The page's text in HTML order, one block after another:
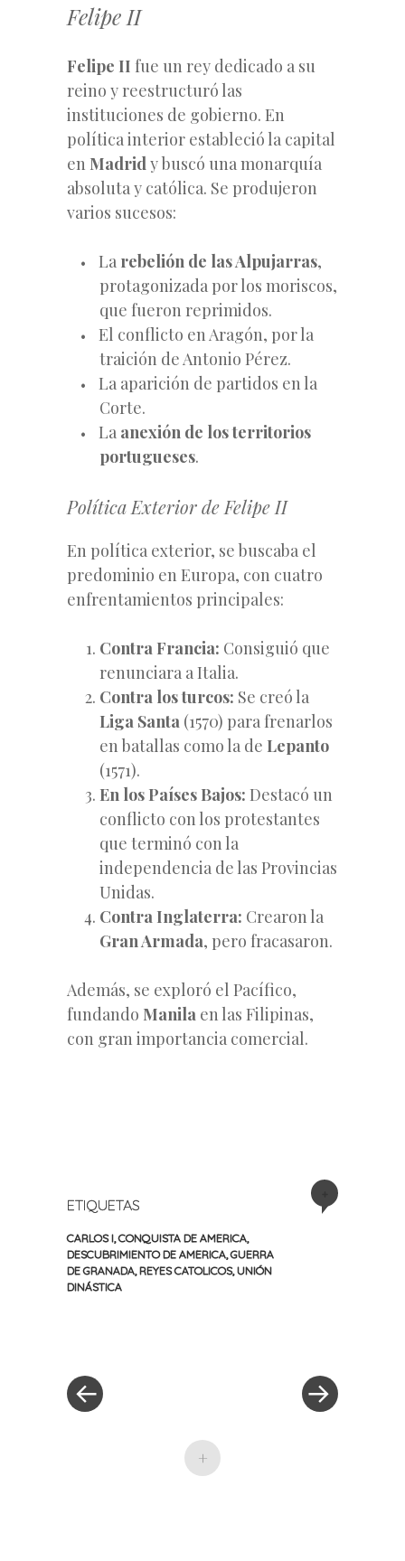
Felipe II
Felipe II fue un rey dedicado a su
reino y reestructuró las
instituciones de gobierno. En
política interior estableció la capital
en Madridy buscó una monarquía
absoluta y católica. Se produjeron
varios sucesos:
La rebelión de las Alpujarras,
protagonizada por los moriscos,
que fueron reprimidos.
El conflicto en Aragón, por la
traición de Antonio Pérez.
La aparición de partidos en la
Corte.
La anexión de los territorios
portugueses.
Política Exterior de Felipe II
En política exterior, se buscaba el
predominio en Europa, con cuatro
enfrentamientos principales:
Contra Francia: Consiguió que
renunciara a Italia.
Contra los turcos: Se creó la
Liga Santa (1570) para frenarlos
en batallas como la de Lepanto
(1571).
En los Países Bajos: Destacó un
conflicto con los protestantes
que terminó con la
independencia de las Provincias
Unidas.
Contra Inglaterra: Crearon la
Gran Armada, pero fracasaron.
Además, se exploró el Pacífico,
fundando Manila en las Filipinas,
con gran importancia comercial.
ETIQUETAS
CARLOS I ,CONQUISTA DE AMERICA
DESCUBRIMIENTO DE AMERICA ,GUERRA
DE GRANADA REYES CATOLICOS, UNIÓN
DINÁSTICA
entradas
+